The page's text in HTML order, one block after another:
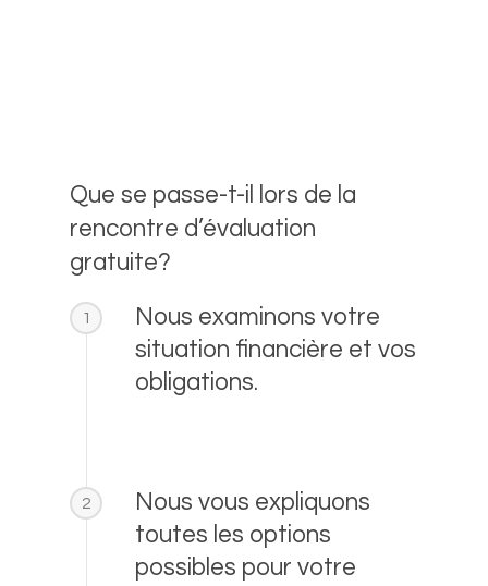
Que se passe-t-il lors de la
rencontre d’évaluation
gratuite?
1
Nous examinons votre
situation financière et vos
obligations.
2
Nous vous expliquons
toutes les options
possibles pour votre